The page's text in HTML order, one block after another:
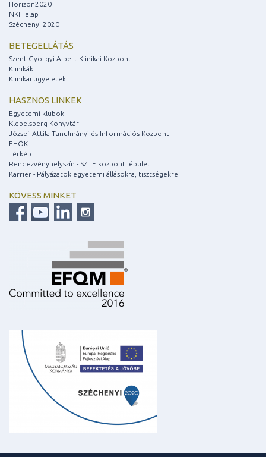
Horizon2020
NKFI alap
Széchenyi 2020
BETEGELLÁTÁS
Szent-Györgyi Albert Klinikai Központ
Klinikák
Klinikai ügyeletek
HASZNOS LINKEK
Egyetemi klubok
Klebelsberg Könyvtár
József Attila Tanulmányi és Információs Központ
EHÖK
Térkép
Rendezvényhelyszín - SZTE központi épület
Karrier - Pályázatok egyetemi állásokra, tisztségekre
KÖVESS MINKET